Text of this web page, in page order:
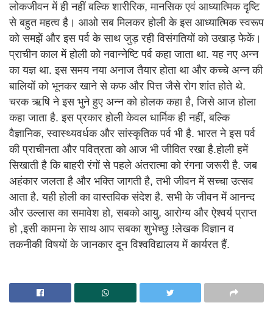
लोकजीवन में ही नहीं बल्कि शारीरिक, मानसिक एवं आध्यात्मिक दृष्टि
से बहुत महत्व है। आओ सब मिलकर होली के इस आध्यात्मिक स्वरूप
को समझें और इस पर्व के साथ जुड़ रही विसंगतियों को उखाड़ फेकें।
प्राचीन काल में होली को नवान्नेष्टि पर्व कहा जाता था. यह नए अन्न
का यज्ञ था. इस समय नया अनाज तैयार होता था और कच्चे अन्न की
बालियों को भूनकर खाने से कफ और पित्त जैसे रोग शांत होते थे.
चरक ऋषि ने इस भुने हुए अन्न को होलक कहा है, जिसे आज होला
कहा जाता है. इस प्रकार होली केवल धार्मिक ही नहीं, बल्कि
वैज्ञानिक, स्वास्थ्यवर्धक और सांस्कृतिक पर्व भी है. भारत ने इस पर्व
की प्राचीनता और पवित्रता को आज भी जीवित रखा है.होली हमें
सिखाती है कि बाहरी रंगों से पहले अंतरात्मा को रंगना जरूरी है. जब
अहंकार जलता है और भक्ति जागती है, तभी जीवन में सच्चा उत्सव
आता है. यही होली का वास्तविक संदेश है. सभी के जीवन में आनन्द
और उल्लास का समावेश हो, सबको आयु, आरोग्य और ऐश्वर्य प्राप्त
हो ,इसी कामना के साथ आप सबका शुभेच्छु !लेखक विज्ञान व
तकनीकी विषयों के जानकार दून विश्वविद्यालय में कार्यरत हैं.